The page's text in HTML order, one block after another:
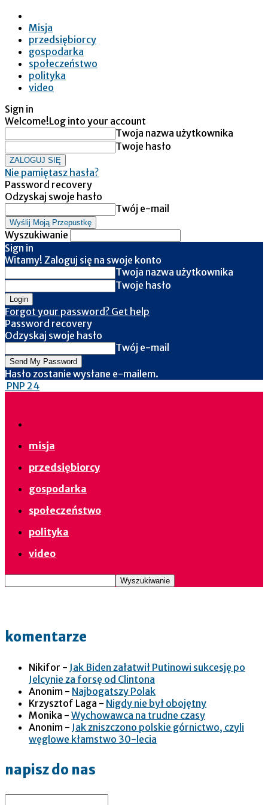
Misja
przedsiębiorcy
gospodarka
społeczeństwo
polityka
video
Sign in
Welcome!Log into your account
Twoja nazwa użytkownika
Twoje hasło
Nie pamiętasz hasła?
Password recovery
Odzyskaj swoje hasło
Twój e-mail
Wyszukiwanie
Sign in
Witamy! Zaloguj się na swoje konto
Twoja nazwa użytkownika
Twoje hasło
Forgot your password? Get help
Password recovery
Odzyskaj swoje hasło
Twój e-mail
Hasło zostanie wysłane e-mailem.
PNP 24
misja
przedsiębiorcy
gospodarka
społeczeństwo
polityka
video
komentarze
Nikifor - Jak Biden załatwił Putinowi sukcesję po
Jelcynie za forsę od Clintona
Anonim - Najbogatszy Polak
Krzysztof Laga - Nigdy nie był obojętny
Monika - Wychowawca na trudne czasy
Anonim - Jak zniszczono polskie górnictwo, czyli
węglowe kłamstwo 30-lecia
napisz do nas